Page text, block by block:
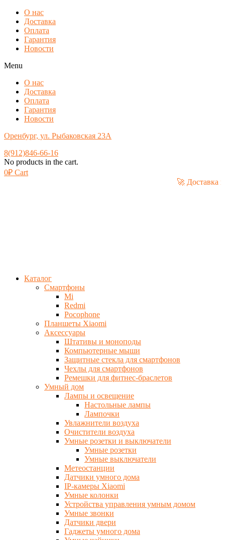
О нас
Доставка
Оплата
Гарантия
Новости
Menu
О нас
Доставка
Оплата
Гарантия
Новости
Оренбург, ул. Рыбаковская 23А
8(912)846-66-16
No products in the cart.
0₽ Cart
🚀
Каталог
Смартфоны
Mi
Redmi
Pocophone
Планшеты Xiaomi
Аксессуары
Штативы и моноподы
Компьютерные мыши
Защитные стекла для смартфонов
Чехлы для смартфонов
Ремешки для фитнес-браслетов
Умный дом
Лампы и освещение
Настольные лампы
Лампочки
Увлажнители воздуха
Очистители воздуха
Умные розетки и выключатели
Умные розетки
Умные выключатели
Метеостанции
Датчики умного дома
IP-камеры Xiaomi
Умные колонки
Устройства управления умным домом
Умные звонки
Датчики двери
Гаджеты умного дома